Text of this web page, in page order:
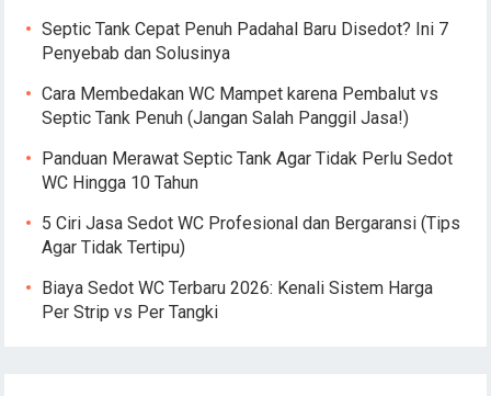
Septic Tank Cepat Penuh Padahal Baru Disedot? Ini 7
Penyebab dan Solusinya
Cara Membedakan WC Mampet karena Pembalut vs
Septic Tank Penuh (Jangan Salah Panggil Jasa!)
Panduan Merawat Septic Tank Agar Tidak Perlu Sedot
WC Hingga 10 Tahun
5 Ciri Jasa Sedot WC Profesional dan Bergaransi (Tips
Agar Tidak Tertipu)
Biaya Sedot WC Terbaru 2026: Kenali Sistem Harga
Per Strip vs Per Tangki